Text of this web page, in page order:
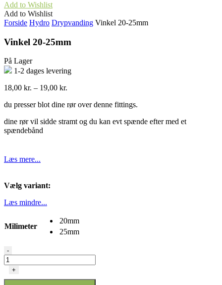
Add to Wishlist
Add to Wishlist
Forside Hydro Drypvanding Vinkel 20-25mm
Vinkel 20-25mm
På Lager
1-2 dages levering
18,00 kr. – 19,00 kr.
til
du presser blot dine rør over denne fittings.
dine rør vil sidde stramt og du kan evt spænde efter med et
spændebånd
Læs mere...
Vælg variant:
Læs mindre...
Milimeter
20mm
25mm
Vinkel
20-
25mm
-
+